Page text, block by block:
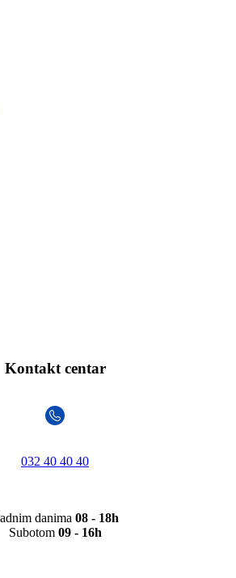
Kontakt centar
032 40 40 40
danima 08 - 18h
Subotom 09 - 16h